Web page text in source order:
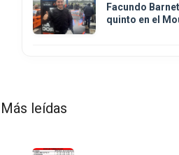
Facundo
quinto en el
Más leídas